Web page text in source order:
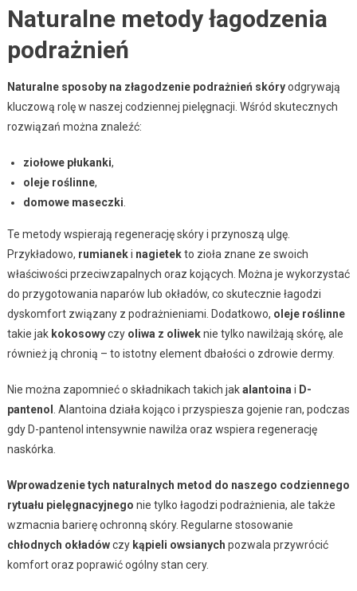
Naturalne metody łagodzenia
podrażnień
Naturalne sposoby na złagodzenie podrażnień skóryodgrywają
kluczową rolę w naszej codziennej pielęgnacji. Wśród skutecznych
rozwiązań można znaleźć:
ziołowe płukanki,
oleje roślinne,
domowe maseczki
Te metody wspierają regenerację skóry i przynoszą ulgę.
Przykładowo, rumianeki nagietekto zioła znane ze swoich
właściwości przeciwzapalnych oraz kojących. Można je wykorzystać
do przygotowania naparów lub okładów, co skutecznie łagodzi
dyskomfort związany z podrażnieniami. Dodatkowo, oleje roślinne
takie jak kokosowyczy oliwa z oliweknie tylko nawilżają skórę, ale
również ją chronią – to istotny element dbałości o zdrowie dermy.
Nie można zapomnieć o składnikach takich jakalantoina i D-
pantenol
. Alantoina działa kojąco i przyspiesza gojenie ran, podczas
gdy D-pantenol intensywnie nawilża oraz wspiera regenerację
naskórka.
Wprowadzenie tych naturalnych metod do naszego codziennego
rytuału pielęgnacyjnego nie tylko łagodzi podrażnienia, ale także
wzmacnia barierę ochronną skóry. Regularne stosowanie
chłodnych okładówczy kąpieli owsianych pozwala przywrócić
komfort oraz poprawić ogólny stan cery.